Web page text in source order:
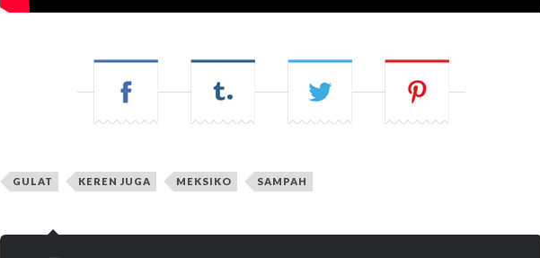
GULAT KEREN JUGA MEKSIKO SAMPAH